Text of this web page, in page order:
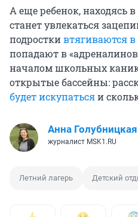
лагерям команда
Департаментом
программу
городские детские
и «Выходные с
творческие мастер-
разных парках
А еще ребенок, находясь
станет увлекаться
подросткивтягиваются в
попадают в
началом школьных
открытые бассейны:
будет искупатьсяи
Анна Голубницкая
журналист MSK1.RU
Летний лагерь Детский